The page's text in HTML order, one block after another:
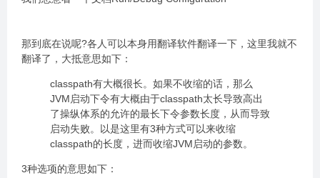
那到底在说呢?各人可以本身用翻译软件翻译一下，这里我就不
翻译了，大抵意思如下：
classpath有大概很长。如果不收缩的话，那么
JVM启动下令有大概由于classpath太长导致高出
了操纵体系的允许的最长下令参数长度，从而导致
启动失败。以是这里有3种方式可以来收缩
classpath的长度，进而收缩JVM启动的参数。
3种选项的意思如下：